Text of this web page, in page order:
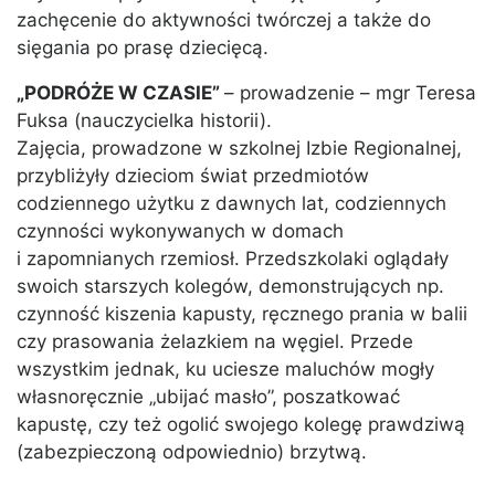
zachęcenie do aktywności twórczej a także do
sięgania po prasę dziecięcą.
„PODRÓŻE W CZASIE” – prowadzenie – mgr Teresa
Fuksa (nauczycielka historii).
Zajęcia, prowadzone w szkolnej Izbie Regionalnej,
przybliżyły dzieciom świat przedmiotów
codziennego użytku z dawnych lat, codziennych
czynności wykonywanych w domach
i zapomnianych rzemiosł. Przedszkolaki oglądały
swoich starszych kolegów, demonstrujących np.
czynność kiszenia kapusty, ręcznego prania w balii
czy prasowania żelazkiem na węgiel. Przede
wszystkim jednak, ku uciesze maluchów mogły
własnoręcznie „ubijać masło”, poszatkować
kapustę, czy też ogolić swojego kolegę prawdziwą
(zabezpieczoną odpowiednio) brzytwą.